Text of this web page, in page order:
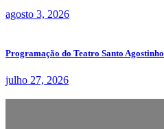
agosto 3, 2026
Programação do Teatro Santo Agostinho
julho 27, 2026